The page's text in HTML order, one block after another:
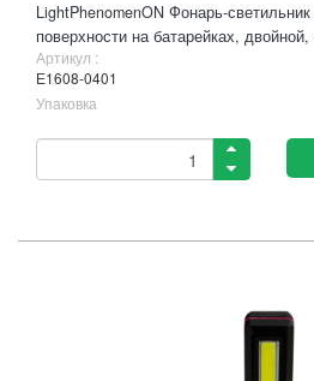
LightPhenomenON Фонарь-
поверхности на батарейках,
Артикул :
Е1608-0401
Упаковка